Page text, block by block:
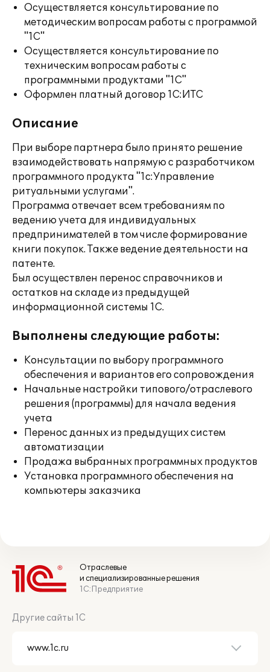
Осуществляется консультирование по
методическим вопросам работы с программой
"1С"
Осуществляется консультирование по
техническим вопросам работы с
программными продуктами "1С"
Оформлен платный договор 1С:ИТС
Описание
При выборе партнера было принято решение
взаимодействовать напрямую с разработчиком
программного продукта "1с:Управление
ритуальными услугами".
Программа отвечает всем требованиям по
ведению учета для индивидуальных
предпринимателей в том числе формирование
книги покупок. Также ведение деятельности на
патенте.
Был осуществлен перенос справочников и
остатков на складе из предыдущей
информационной системы 1С.
Выполнены следующие работы:
Консультации по выбору программного
обеспечения и вариантов его сопровождения
Начальные настройки типового/отраслевого
решения (программы) для начала ведения
учета
Перенос данных из предыдущих систем
автоматизации
Продажа выбранных программных продуктов
Установка программного обеспечения на
компьютеры заказчика
Отраслевые
и специализированные решения
1С:Предприятие
Другие сайты 1С